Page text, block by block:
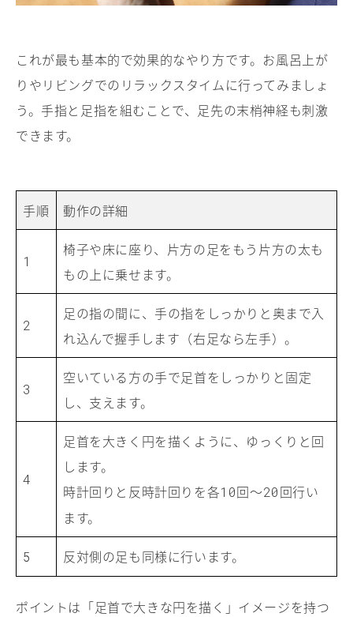
これが最も基本的で効果的なやり方です。お風呂上が
りやリビングでのリラックスタイムに行ってみましょ
う。手指と足指を組むことで、足先の末梢神経も刺激
できます。
手順 動作の詳細
1
椅子や床に座り、片方の足をもう片方の太も
もの上に乗せます。
2
足の指の間に、手の指をしっかりと奥まで入
れ込んで握手します（右足なら左手）。
3
空いている方の手で足首をしっかりと固定
し、支えます。
4
足首を大きく円を描くように、ゆっくりと回
します。
時計回りと反時計回りを各10回〜20回行い
ます。
5 反対側の足も同様に行います。
ポイントは「足首で大きな円を描く」イメージを持つ